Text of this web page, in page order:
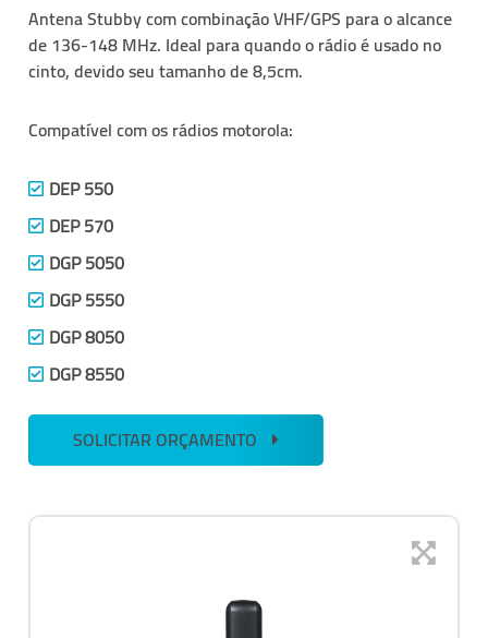
Antena Stubby com combinação VHF/GPS para o alcance
de 136-148 MHz. Ideal para quando o rádio é usado no
cinto, devido seu tamanho de 8,5cm.
Compatível com os rádios motorola:
DEP 550
DEP 570
DGP 5050
DGP 5550
DGP 8050
DGP 8550
SOLICITAR ORÇAMENTO